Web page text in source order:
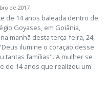
de 2017
de 14 anos baleada dentro de
Goyases, em Goiânia,
manhã desta terça-feira, 24,
ilumine o coração desse
tantas famílias". A mulher se
de 14 anos que realizou um